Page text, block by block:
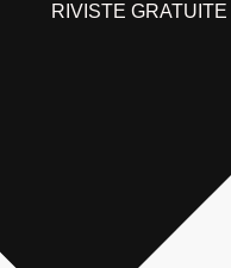
RIVISTE GRATUITE